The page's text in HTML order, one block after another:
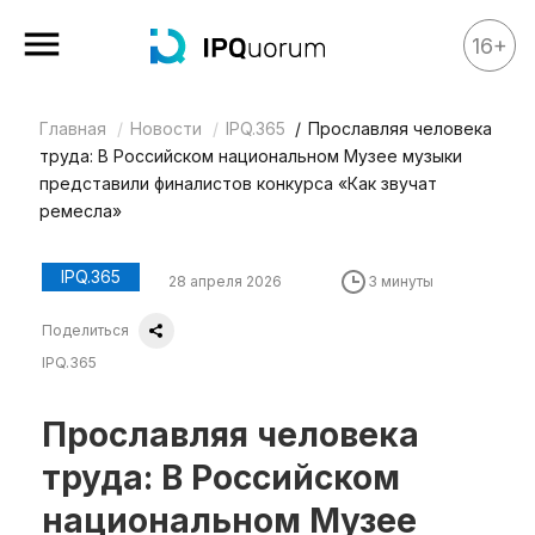
Все материалы
Аналитика
Аналитика
Legal review
Квиз
О нас
Календарь
16+
Главная Новости IPQ.365
Прославляя человека
труда: В Российском национальном Музее музыки
представили финалистов конкурса «Как звучат
ремесла»
IPQ.365 28 апреля 2026 3 минуты
Поделиться
IPQ.365
Прославляя человека
труда: В Российском
национальном Музее